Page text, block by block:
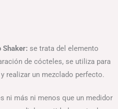
Shaker: se trata del elemento
de cócteles, se utiliza para
realizar un mezclado perfecto.
ni más ni menos que un medidor